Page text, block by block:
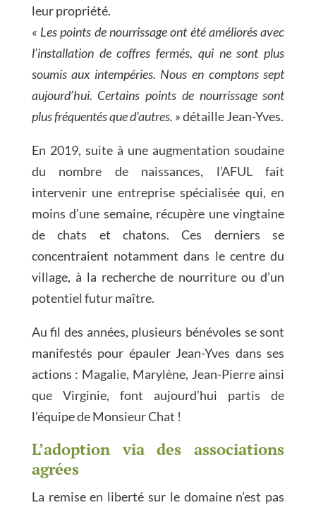
leur propriété.
« Les points de nourrissage ont été améliorés avec
l’installation de coffres fermés, qui ne sont plus
soumis aux intempéries. Nous en comptons sept
aujourd’hui. Certains points de nourrissage sont
plus fréquentés que d’autres. »détaille Jean-Yves.
En 2019, suite à une augmentation soudaine
du nombre de naissances, l’AFUL fait
intervenir une entreprise spécialisée qui, en
moins d’une semaine, récupère une vingtaine
de chats et chatons. Ces derniers se
concentraient notamment dans le centre du
village, à la recherche de nourriture ou d’un
potentiel futur maître.
Au fil des années, plusieurs bénévoles se sont
manifestés pour épauler Jean-Yves dans ses
actions : Magalie, Marylène, Jean-Pierre ainsi
que Virginie, font aujourd’hui partis de
l’équipe de Monsieur Chat !
L’adoption via des associations
agrées
La remise en liberté sur le domaine n’est pas